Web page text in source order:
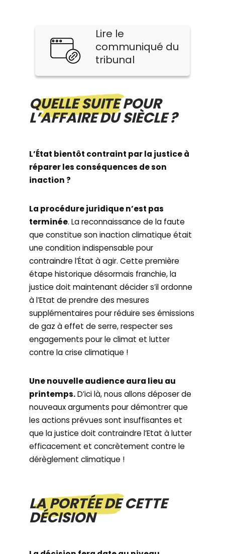
Lire le
communiqué du
tribunal
QUELLE SUITE POUR
L’AFFAIRE DU SIÈCLE ?
L’État bientôt contraint par la justice à
réparer les conséquences de son
inaction ?
La procédure juridique n’est pas
terminée. La reconnaissance de la faute
que constitue son inaction climatique était
une condition indispensable pour
contraindre l’État à agir. Cette première
étape historique désormais franchie, la
justice doit maintenant décider s’il ordonne
à l’Etat de prendre des mesures
supplémentaires pour réduire ses émissions
de gaz à effet de serre, respecter ses
engagements pour le climat et lutter
contre la crise climatique !
Une nouvelle audience aura lieu au
printemps.D’ici là, nous allons déposer de
nouveaux arguments pour démontrer que
les actions prévues sont insuffisantes et
que la justice doit contraindre l’Etat à lutter
efficacement et concrètement contre le
dérèglement climatique !
LA PORTÉE DE CETTE
DÉCISION